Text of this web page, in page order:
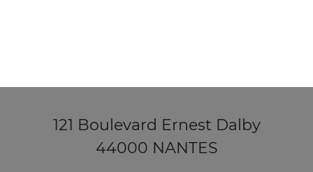
121 Boulevard Ernest Dalby
44000 NANTES